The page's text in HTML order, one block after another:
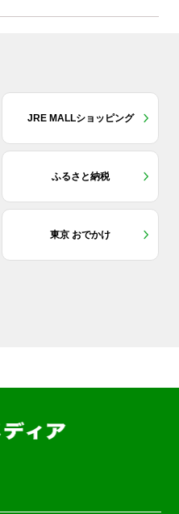
JRE MALLショッピング
ふるさと納税
東京 おでかけ